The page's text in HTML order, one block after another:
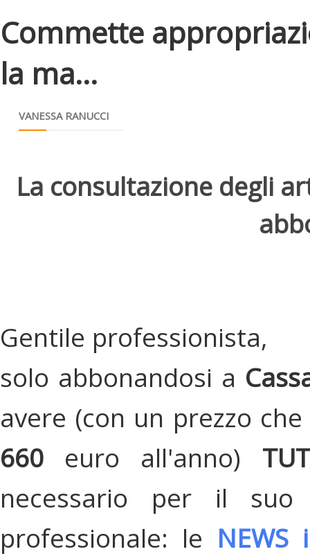
Commette
la ma...
VANESSA RANUCCI
La consultazione degli
Gentile professionista,
solo abbonandosi a
avere (con un prezzo
660 euro all'anno)
necessario per il suo
professionale: le